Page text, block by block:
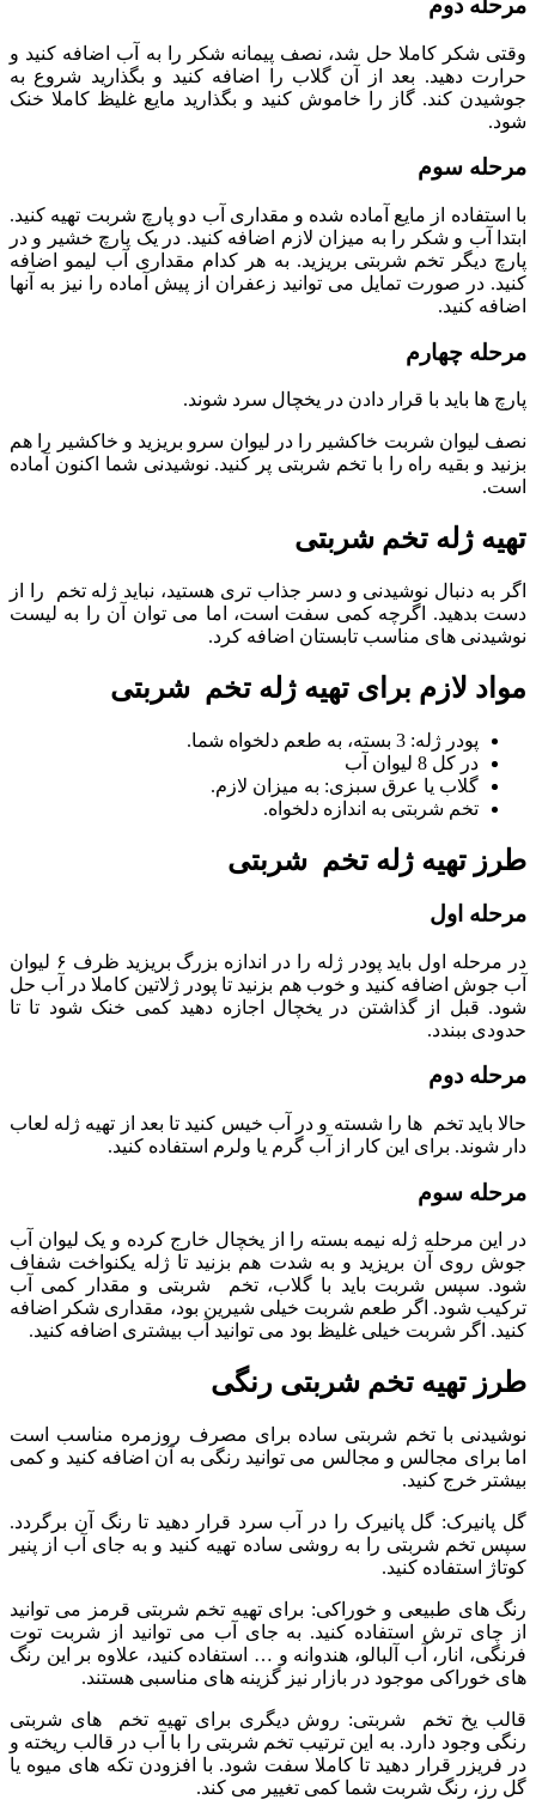
مرحله دوم
وقتی شکر کاملا حل شد، نصف پیمانه شکر را به آب اضافه کنید و
حرارت دهید. بعد از آن گلاب را اضافه کنید و بگذارید شروع به
جوشیدن کند. گاز را خاموش کنید و بگذارید مایع غلیظ کاملا خنک
شود.
مرحله سوم
با استفاده از مایع آماده شده و مقداری آب دو پارچ شربت تهیه کنید.
ابتدا آب و شکر را به میزان لازم اضافه کنید. در یک پارچ خشیر و در
پارچ دیگر تخم شربتی بریزید. به هر کدام مقداری آب لیمو اضافه
کنید. در صورت تمایل می توانید زعفران از پیش آماده را نیز به آنها
اضافه کنید.
مرحله چهارم
پارچ ها باید با قرار دادن در یخچال سرد شوند.
نصف لیوان شربت خاکشیر را در لیوان سرو بریزید و خاکشیر را هم
بزنید و بقیه راه را با تخم شربتی پر کنید. نوشیدنی شما اکنون آماده
است.
تهیه ژله تخم شربتی
اگر به دنبال نوشیدنی و دسر جذاب تری هستید، نباید ژله تخم را از
دست بدهید. اگرچه کمی سفت است، اما می توان آن را به لیست
نوشیدنی های مناسب تابستان اضافه کرد.
مواد لازم برای تهیه ژله تخم شربتی
پودر ژله: 3 بسته، به طعم دلخواه شما.
در کل 8 لیوان آب
گلاب یا عرق سبزی: به میزان لازم.
تخم شربتی به اندازه دلخواه.
طرز تهیه ژله تخم شربتی
مرحله اول
در مرحله اول باید پودر ژله را در اندازه بزرگ بریزید ظرف ۶ لیوان
آب جوش اضافه کنید و خوب هم بزنید تا پودر ژلاتین کاملا در آب حل
شود. قبل از گذاشتن در یخچال اجازه دهید کمی خنک شود تا تا
حدودی ببندد.
مرحله دوم
حالا باید تخم ها را شسته و در آب خیس کنید تا بعد از تهیه ژله لعاب
دار شوند. برای این کار از آب گرم یا ولرم استفاده کنید.
مرحله سوم
در این مرحله ژله نیمه بسته را از یخچال خارج کرده و یک لیوان آب
جوش روی آن بریزید و به شدت هم بزنید تا ژله یکنواخت شفاف
شود. سپس شربت باید با گلاب، تخم شربتی و مقدار کمی آب
ترکیب شود. اگر طعم شربت خیلی شیرین بود، مقداری شکر اضافه
کنید. اگر شربت خیلی غلیظ بود می توانید آب بیشتری اضافه کنید.
طرز تهیه تخم شربتی رنگی
نوشیدنی با تخم شربتی ساده برای مصرف روزمره مناسب است
اما برای مجالس و مجالس می توانید رنگی به آن اضافه کنید و کمی
بیشتر خرج کنید.
گل پانیرک: گل پانیرک را در آب سرد قرار دهید تا رنگ آن برگردد.
سپس تخم شربتی را به روشی ساده تهیه کنید و به جای آب از پنیر
کوتاژ استفاده کنید.
رنگ های طبیعی و خوراکی: برای تهیه تخم شربتی قرمز می توانید
از چای ترش استفاده کنید. به جای آب می توانید از شربت توت
فرنگی، انار، آب آلبالو، هندوانه و … استفاده کنید، علاوه بر این رنگ
های خوراکی موجود در بازار نیز گزینه های مناسبی هستند.
قالب یخ تخم شربتی: روش دیگری برای تهیه تخم های شربتی
رنگی وجود دارد. به این ترتیب تخم شربتی را با آب در قالب ریخته و
در فریزر قرار دهید تا کاملا سفت شود. با افزودن تکه های میوه یا
گل رز، رنگ شربت شما کمی تغییر می کند.